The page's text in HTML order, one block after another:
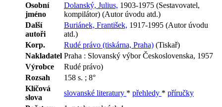
Osobní
jméno
Dolanský, Julius, 1903-1975 (Sestavovatel,
kompilátor) (Autor úvodu atd.)
Další
autoři
Buriánek, František, 1917-1995 (Autor úvodu
atd.)
Korp.
Rudé právo (tiskárna, Praha) (Tiskař)
Nakladatel Praha : Slovanský výbor Československa, 1957
Výrobce
Rudé právo)
Rozsah
158 s. ; 8°
Klíčová
slova
slovanské literatury * přehledy * příručky